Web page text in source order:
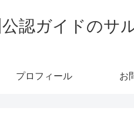
認ガイドのサ
プロフィール お